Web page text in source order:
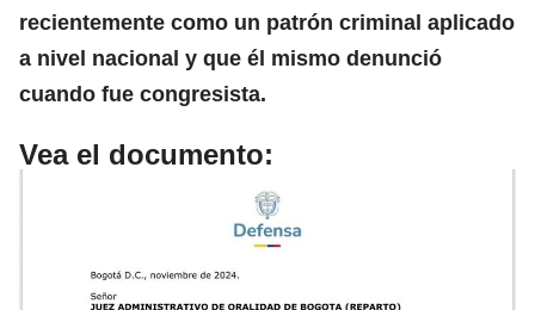
recientemente como un patrón criminal aplicado
a nivel nacional y que él mismo denunció
cuando fue congresista.
Vea el documento: